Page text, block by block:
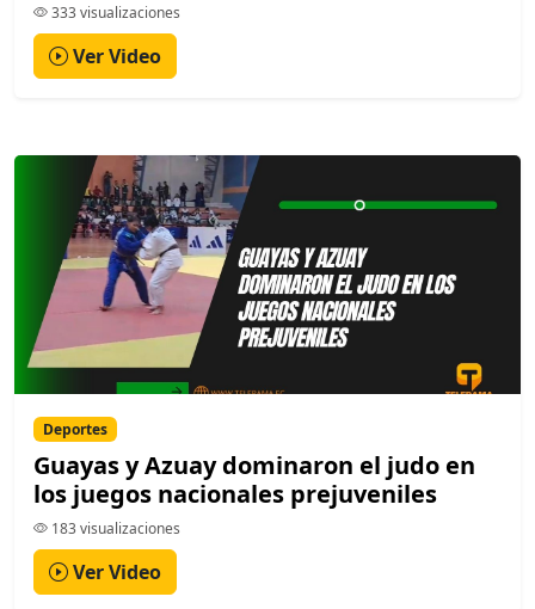
333 visualizaciones
Ver Video
Deportes
Guayas y Azuay dominaron el judo en
los juegos nacionales prejuveniles
183 visualizaciones
Ver Video